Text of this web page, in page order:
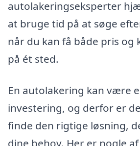
autolakeringseksperter
at bruge tid på at søge
når du kan få både pris og
på ét sted.
En autolakering kan være
investering, og derfor er
finde den rigtige løsning,
dine behov. Her er nogle